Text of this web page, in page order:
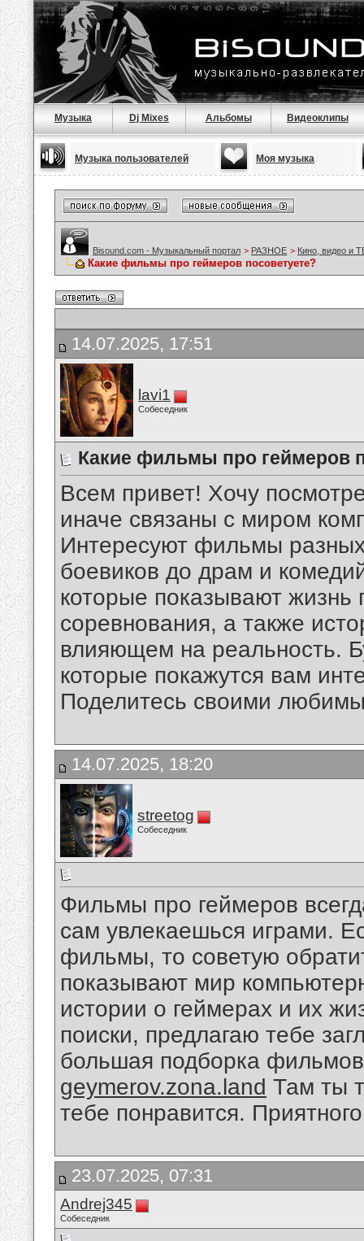
Музыка Dj Mixes Альбомы Видеоклипы
Музыка пользователей Моя музыка
Bisound.com - Музыкальный портал > РАЗНОЕ > Кино, видео и
Какие фильмы про геймеров посоветуете?
14.07.2025, 17:51
lavi1
Собеседник
Какие фильмы про геймеров
Всем привет! Хочу
иначе связаны с миром
Интересуют фильмы
боевиков до драм и
которые показывают жизнь
соревнования, а также
влияющем на реальность.
которые покажутся вам
Поделитесь своими
14.07.2025, 18:20
streetog
Собеседник
Фильмы про геймеров
сам увлекаешься играми.
фильмы, то советую
показывают мир
истории о геймерах и их
поиски, предлагаю тебе
большая подборка
geymerov.zona.land Там ты
тебе понравится.
23.07.2025, 07:31
Andrej345
Собеседник